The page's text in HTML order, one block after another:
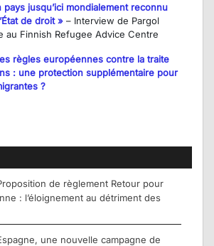
jusqu’ici mondialement reconnu
de droit » – Interview de Pargol
au Finnish Refugee Advice Centre
règles européennes contre la traite
: une protection supplémentaire pour
?
de règlement Retour pour
: l’éloignement au détriment des
une nouvelle campagne de